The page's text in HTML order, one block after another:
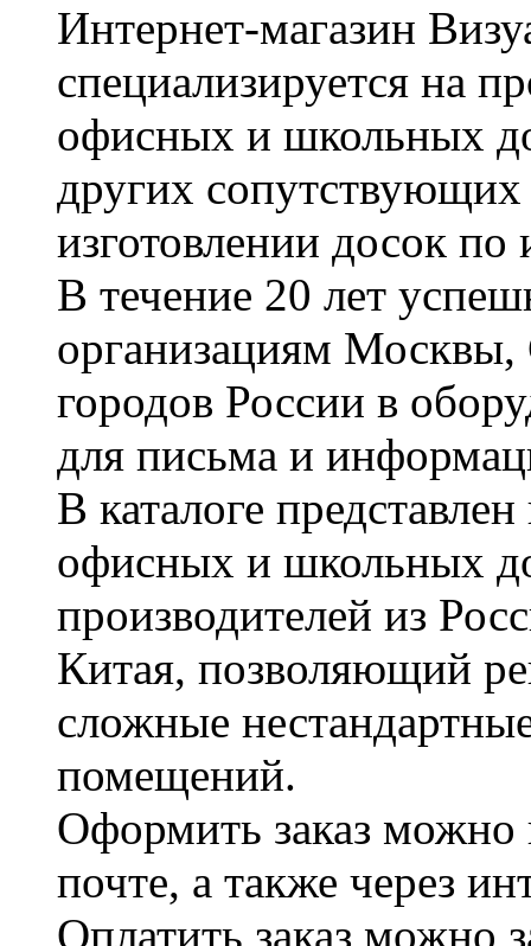
Интернет-магазин
специализируется на
офисных и школьных
других сопутствующих
изготовлении досок по
В течение 20 лет
организациям Москвы,
городов России в
для письма и
В каталоге
офисных и школьных
производителей из
Китая, позволяющий
сложные
помещений.
Оформить заказ можно
почте, а также через
Оплатить заказ можно